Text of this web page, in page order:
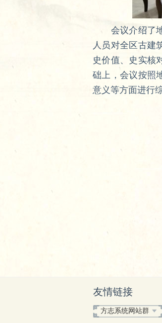
会议介绍了地
人员对全区古建
史价值、史实核
础上，会议按照
意义等方面进行
友情链接
方志系统网站群